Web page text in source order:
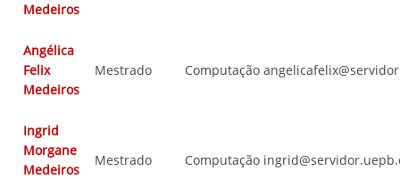
Medeiros
Angélica
Felix
Medeiros
Mestrado Computação
Ingrid
Morgane
Medeiros
Mestrado Computação